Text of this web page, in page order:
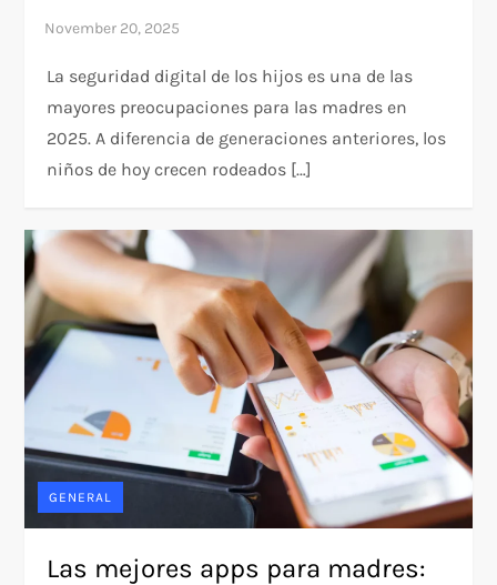
La seguridad digital de los hijos es una de las
mayores preocupaciones para las madres en
2025. A diferencia de generaciones anteriores, los
niños de hoy crecen rodeados […]
GENERAL
Las mejores apps para madres: